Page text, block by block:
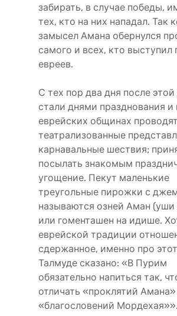
забирать, в случае победы,
тех, кто на них нападал. Так
замысел Амана обернулся
самого и всех, кто выступил
евреев.
С тех пор два дня после
стали днями празднования и
еврейских общинах
театрализованные
карнавальные шествия;
посылать знакомым
угощение. Пекут маленькие
треугольные пирожки с
называются озней Аман
или гоменташен на идише.
еврейской традиции
сдержанное, именно про
Талмуде сказано: «В Пурим
обязательно напиться так,
отличать «проклятий Амана»
«благословений Мордехая»».